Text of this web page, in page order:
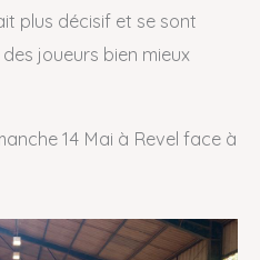
plus décisif et se sont
joueurs bien mieux
14 Mai à Revel face à